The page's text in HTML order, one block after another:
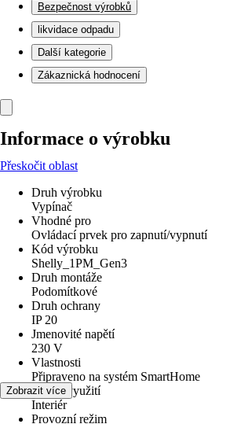
Bezpečnost výrobků
likvidace odpadu
Další kategorie
Zákaznická hodnocení
Informace o výrobku
Přeskočit oblast
Druh výrobku
Vypínač
Vhodné pro
Ovládací prvek pro zapnutí/vypnutí
Kód výrobku
Shelly_1PM_Gen3
Druh montáže
Podomítkové
Druh ochrany
IP 20
Jmenovité napětí
230 V
Vlastnosti
Připraveno na systém SmartHome
Oblast využití
Interiér
Provozní režim
Zobrazit více